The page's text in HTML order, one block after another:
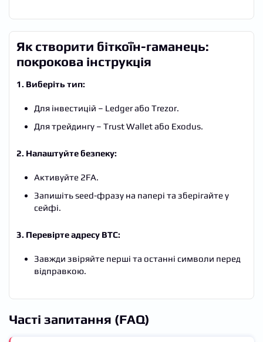
Як створити біткоїн-гаманець:
покрокова інструкція
1. Виберіть тип:
Для інвестицій – Ledger або Trezor.
Для трейдингу – Trust Wallet або Exodus.
2. Налаштуйте безпеку:
Активуйте 2FA.
Запишіть seed-фразу на папері та зберігайте у
сейфі.
3. Перевірте адресу BTC:
Завжди звіряйте перші та останні символи перед
відправкою.
Часті запитання (FAQ)